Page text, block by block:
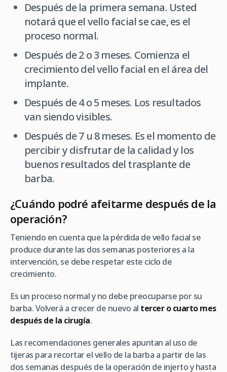
Después de la primera semana. Usted
notará que el vello facial se cae, es el
proceso normal.
Después de 2 o 3 meses. Comienza el
crecimiento del vello facial en el área del
implante.
Después de 4 o 5 meses. Los resultados
van siendo visibles.
Después de 7 u 8 meses. Es el momento de
percibir y disfrutar de la calidad y los
buenos resultados del trasplante de
barba.
¿Cuándo podré afeitarme después de la
operación?
Teniendo en cuenta que la pérdida de vello facial se
produce durante las dos semanas posteriores a la
intervención, se debe respetar este ciclo de
crecimiento.
Es un proceso normal y no debe preocuparse por su
barba. Volverá a crecer de nuevo al tercer o cuarto mes
después de la cirugía.
Las recomendaciones generales apuntan al uso de
tijeras para recortar el vello de la barba a partir de las
dos semanas después de la operación de injerto y hasta